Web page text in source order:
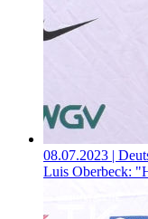
08.07.2023 |
Luis Oberbeck: